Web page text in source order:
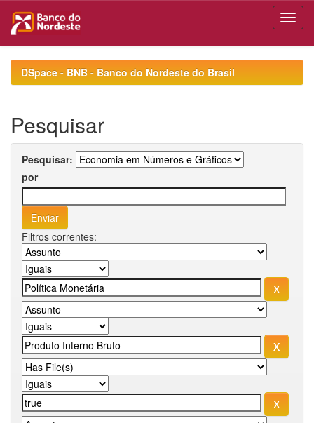
navigationDSpace - BNB - Banco do Nordeste do Brasil
Pesquisar
Pesquisar:
por
Filtros correntes: